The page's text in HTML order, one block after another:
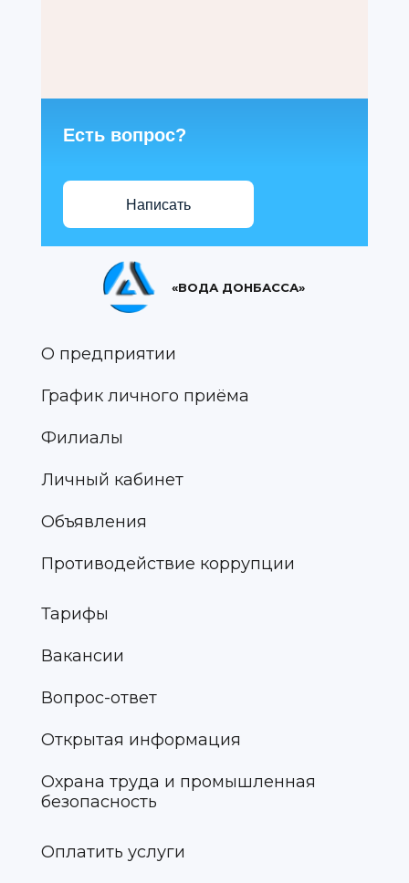
Есть вопрос?
Написать
«ВОДА ДОНБАССА»
О предприятии
График личного приёма
Филиалы
Личный кабинет
Объявления
Противодействие коррупции
Тарифы
Вакансии
Вопрос-ответ
Открытая информация
Охрана труда и промышленная
безопасность
Оплатить услуги